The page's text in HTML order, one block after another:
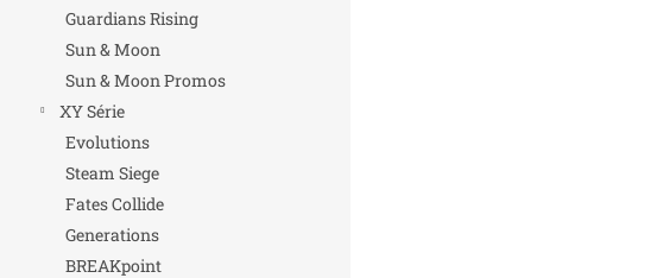
Guardians Rising
Sun & Moon
Sun & Moon Promos
XY Série
Evolutions
Steam Siege
Fates Collide
Generations
BREAKpoint